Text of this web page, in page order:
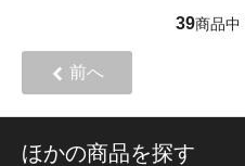
39商品中
前へ
ほかの商品を探す